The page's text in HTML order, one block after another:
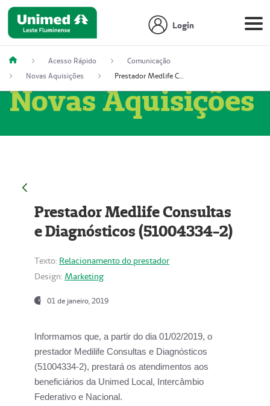
Login
Acesso Rápido
Comunicação
Novas Aquisições
Prestador Medlife Consultas e Diagnósticos (51004334-2)
Novas Aquisições
Prestador Medlife Consultas
e Diagnósticos (51004334-2)
Texto: Relacionamento do prestador
Design: Marketing
01 de janeiro, 2019
Informamos que, a partir do dia 01/02/2019, o
prestador Medilife Consultas e Diagnósticos
(51004334-2), prestará os atendimentos aos
beneficiários da Unimed Local, Intercâmbio
Federativo e Nacional.